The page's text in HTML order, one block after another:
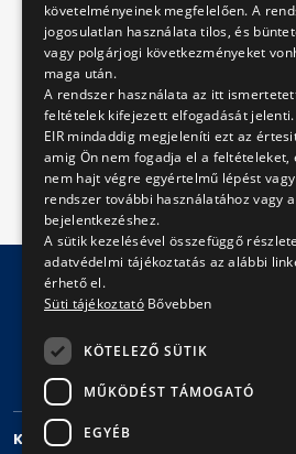
Ár:3490 Ft
Impresszum Jogi nyilatkozat
Adatvédelmi politika és tájékoztatások
KAPCSOLAT
követelményeinek megfelelően. A
jogosulatlan használata tilos, és
vagy polgárjogi következményeket
maga után.
A rendszer használata az itt
feltételek kifejezett elfogadását jelenti.
EIR mindaddig megjeleníti ezt az
amig Ön nem fogadja el a feltételeket,
nem hajt végre egyértelmű lépést vagy
rendszer további használatához vagy a
bejelentkezéshez.
A sütik kezelésével összefüggő
adatvédelmi tájékoztatás az alábbi
érhető el.
Süti tájékoztató Bővebben
KÖTELEZŐ SÜTIK
MŰKÖDÉST TÁMOGATÓ
EGYÉB